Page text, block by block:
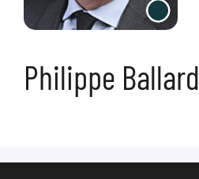
Philippe Ballard